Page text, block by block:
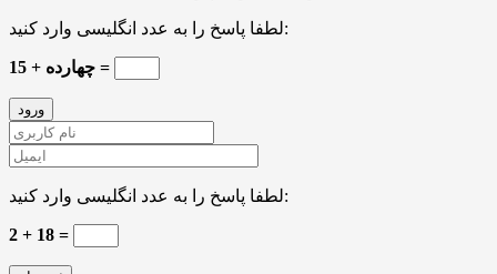
لطفا پاسخ را به عدد انگلیسی وارد کنید:
چهارده + 15 =
لطفا پاسخ را به عدد انگلیسی وارد کنید:
2 + 18 =